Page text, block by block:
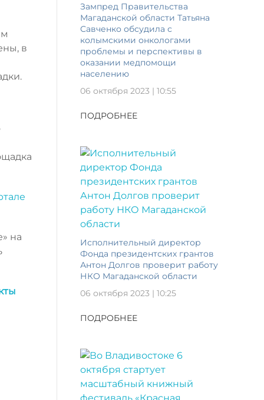
в
на
Зампред Правительства
Магаданской области Татьяна
Савченко обсудила с
колымскими онкологами
проблемы и перспективы в
оказании медпомощи
населению
06 октября 2023 | 10:55
ПОДРОБНЕЕ
Исполнительный директор
Фонда президентских грантов
Антон Долгов проверит работу
НКО Магаданской области
06 октября 2023 | 10:25
ПОДРОБНЕЕ